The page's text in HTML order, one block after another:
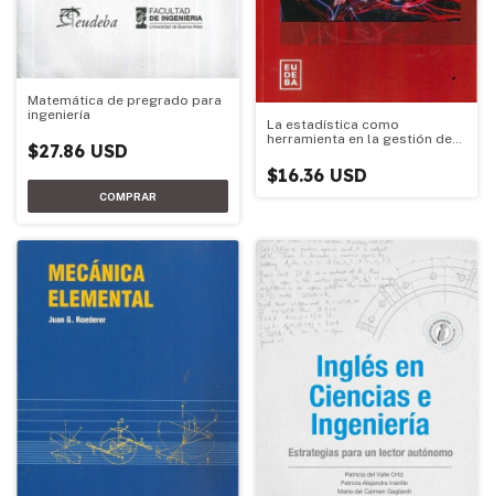
Matemática de pregrado para
ingeniería
$27.86 USD
La estadística como
herramienta en la gestión de
$16.36 USD